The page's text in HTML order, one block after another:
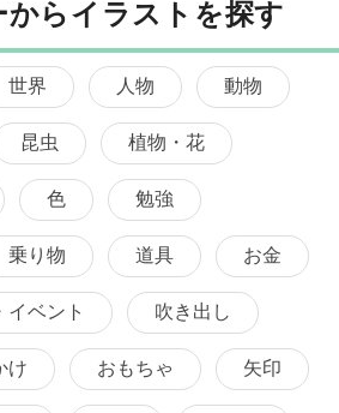
からイラストを探す
世界 人物 動物
昆虫 植物・花
色 勉強
乗り物 道具 お金
イベント 吹き出し
け おもちゃ 矢印